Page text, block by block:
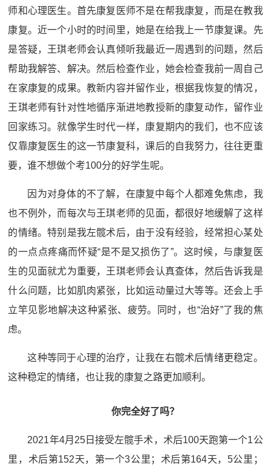
师和心理医生。首先康复医师不是在帮我康复，而是在教我
康复。近一个小时的时间里，她是在给我上一节康复课。先
是答疑，王琪老师会认真倾听我最近一周遇到的问题，然后
帮助我解答、解决。然后检查作业，她会检查我前一周自己
在家康复的成果。教新内容并留作业，根据我恢复的情况，
王琪老师有针对性地循序渐进地教授新的康复动作，留作业
回家练习。就像学生时代一样，康复期内的我们，也不应该
仅靠康复医生的这一节康复科，课后的自我努力，往往更重
要，谁不想做个考100分的好学生呢。
因为对身体的不了解，在康复中每个人都难免焦虑，我
也不例外，而每次与王琪老师的见面，都很好地缓解了这样
的情绪。特别是我左髋术后，由于没有经验，经常担心某处
的一点点疼痛而怀疑“是不是又损伤了”。这时候，与康复医
生的见面就尤为重要，王琪老师会认真查体，然后告诉我是
什么问题，比如肌肉紧张，比如运动量过大等等。还会上手
立竿见影地解决这种紧张、疲劳。同时，也“治好”了我的焦
虑。
这种等同于心理的治疗，让我在右髋术后情绪更稳定。
这种稳定的情绪，也让我的康复之路更加顺利。
你完全好了吗？
2021年4月25日接受左髋手术，术后100天跑第一个1公
里，术后第152天，第一个3公里；术后第164天，5公里；